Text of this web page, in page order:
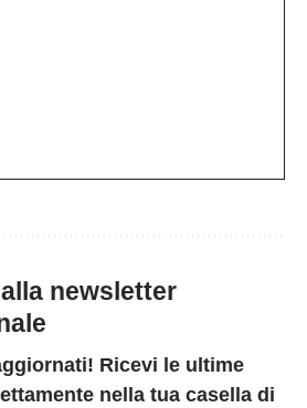
newsletter
Ricevi le ultime
nella tua casella di